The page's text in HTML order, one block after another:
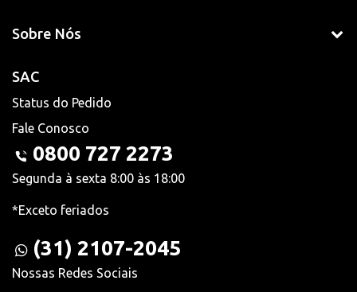
Sobre Nós
SAC
Status do Pedido
Fale Conosco
0800 727 2273
Segunda à sexta 8:00 às 18:00
*Exceto feriados
(31) 2107-2045
Nossas Redes Sociais